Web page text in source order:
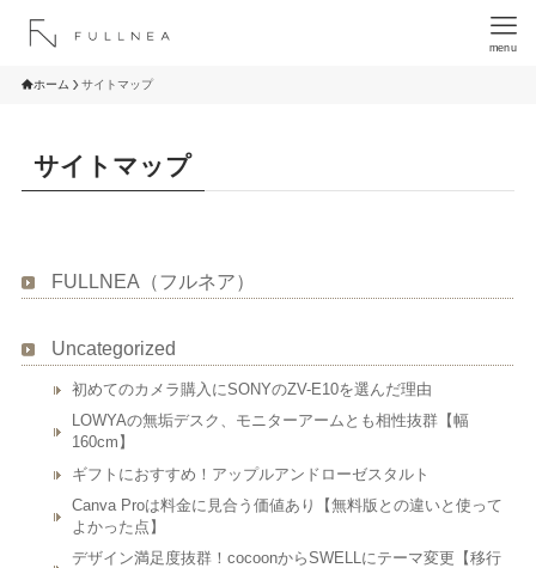
menu
ホーム サイトマップ
サイトマップ
FULLNEA（フルネア）
Uncategorized
初めてのカメラ購入にSONYのZV-E10を選んだ理由
LOWYAの無垢デスク、モニターアームとも相性抜群【幅
160cm】
ギフトにおすすめ！アップルアンドローゼスタルト
Canva Proは料金に見合う価値あり【無料版との違いと使って
よかった点】
デザイン満足度抜群！cocoonからSWELLにテーマ変更【移行